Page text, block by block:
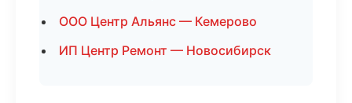
ООО Центр Альянс — Кемерово
ИП Центр Ремонт — Новосибирск